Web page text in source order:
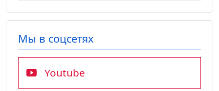
Мы в соцсетях
Youtube